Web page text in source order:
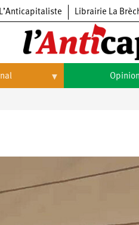
L’Anticapitaliste Librairie La